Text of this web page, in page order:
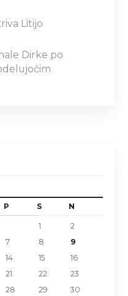
Litijo
Dirke po
P S N
1
2
7 8
9
14 15
16
21 22
23
28 29
30